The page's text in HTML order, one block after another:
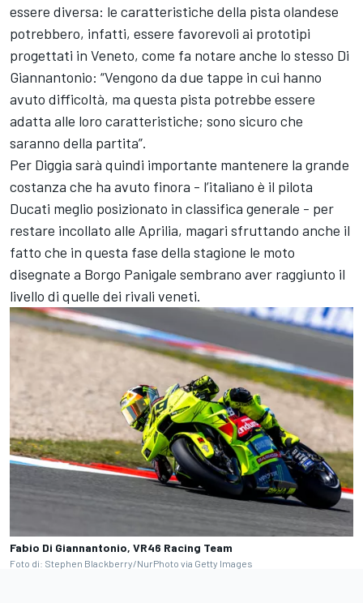
essere diversa: le caratteristiche della pista olandese
potrebbero, infatti, essere favorevoli ai prototipi
progettati in Veneto, come fa notare anche lo stesso Di
Giannantonio: “Vengono da due tappe in cui hanno
avuto difficoltà, ma questa pista potrebbe essere
adatta alle loro caratteristiche; sono sicuro che
saranno della partita”.
Per Diggia sarà quindi importante mantenere la grande
costanza che ha avuto finora - l’italiano è il pilota
Ducati meglio posizionato in classifica generale - per
restare incollato alle Aprilia, magari sfruttando anche il
fatto che in questa fase della stagione le moto
disegnate a Borgo Panigale sembrano aver raggiunto il
livello di quelle dei rivali veneti.
Fabio Di Giannantonio, VR46 Racing Team
Foto di: Stephen Blackberry/NurPhoto via Getty Images